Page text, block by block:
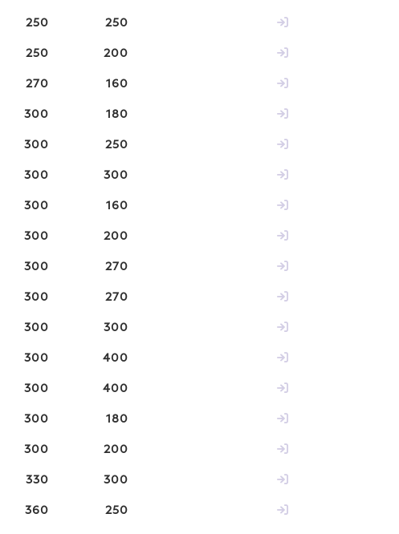
250 250
250 200
270 160
300 180
300 250
300 300
300 160
300 200
300 270
300 270
300 300
300 400
300 400
300 180
300 200
330 300
360 250